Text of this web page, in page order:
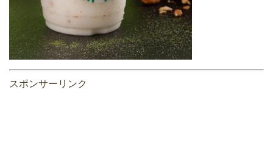
スポンサーリンク